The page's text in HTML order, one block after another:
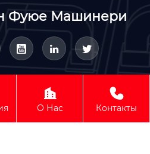
Фуюе Машинери
  
Чжэцзян Фуюе Машинери

О Нас

Контакты